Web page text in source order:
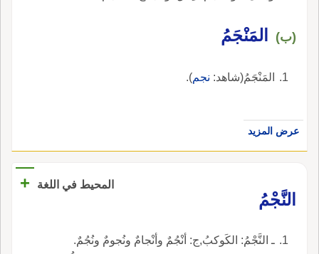
(ب) المَنْجَمُ
المَنْجَمُ(شاهد: نجم).
عرض المزيد
المحيط في اللغة
+
النَّجْمُ
ـ النَّجْمُ: الكَوكبُ,ج: أنْجُمٌ وأنْجامٌ ونُجومٌ ونُجُمٌ.